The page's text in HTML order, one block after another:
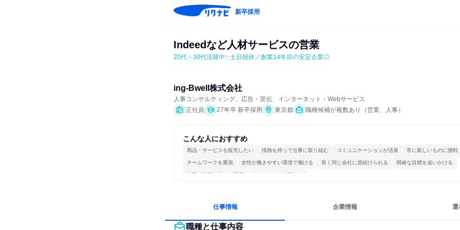
新卒採用
Indeedなど人材サービスの営業
20代～30代活躍中✨土日祝休／創業14年目の安定企業◎
ing-Bwell株式会社
人事コンサルティング、広告・宣伝、インターネット・Webサービス
正社員
27年卒 新卒採用 東京都 職種候補が複数あり（営業、人事）
こんな人におすすめ
商品・サービスを販売したい 情熱を持って仕事に取り組む コミュニケーションが活発 常に新しいものに挑戦
チームワークを重視 女性が働きやすい環境で働ける 長く同じ会社に居続けられる 明確な目標を追いかける
若手が裁量を持てる環境 人とたくさん会話する
仕事情報 企業情報 選
職種と仕事内容